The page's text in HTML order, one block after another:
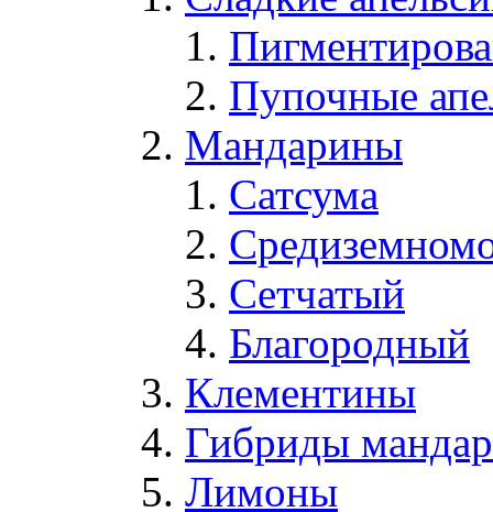
Пупочные
Мандарины
Сатсума
Сетчатый
Благородный
Клементины
Гибриды
Лимоны